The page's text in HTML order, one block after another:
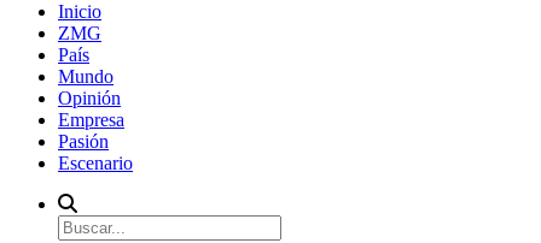
Inicio
ZMG
País
Mundo
Opinión
Empresa
Pasión
Escenario